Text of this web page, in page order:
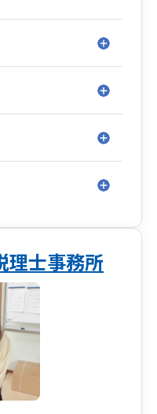
の経営実務でも貢
ってきました。経
務決算、税務調査
価管理、資金繰り
美容理容業、不動
験してきました。
業まで対応可能で
。
にご支援いたしま
理士事務所